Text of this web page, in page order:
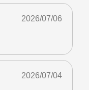
2026/07/06
2026/07/04